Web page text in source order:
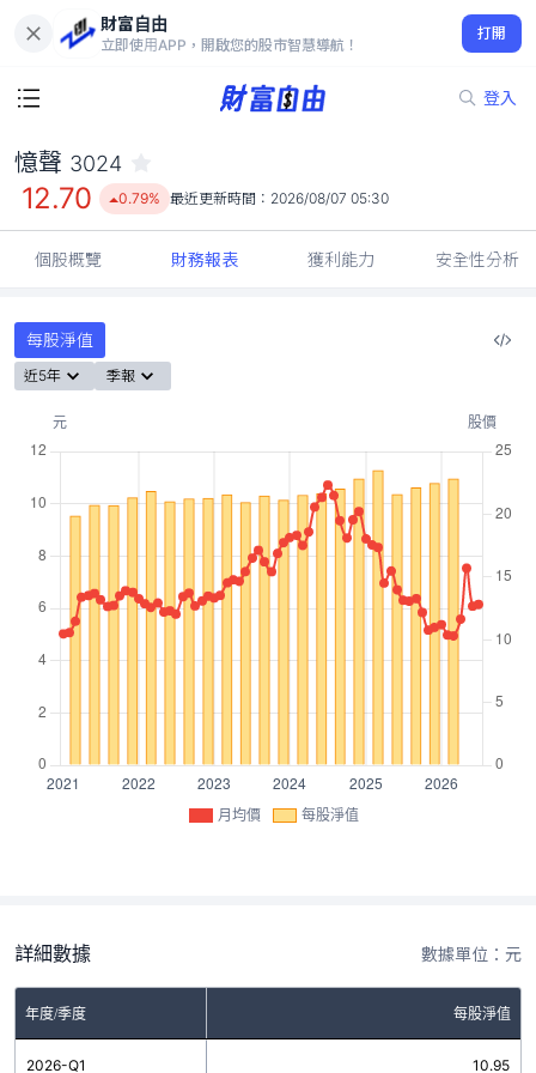
財富自由
立即使用APP，開啟您的股市智慧導航！
打開
登入
12.70
0.79%
憶聲 3024
12.70 0.79% 最近更新時間： 2026/08/07 05:30
個股概覽 財務報表 獲利能力 安全性分析
每股淨值
近5年 季報
月均價 每股淨值
詳細數據 數據單位：元
年度/季度 每股淨值
2026-Q1 10.95